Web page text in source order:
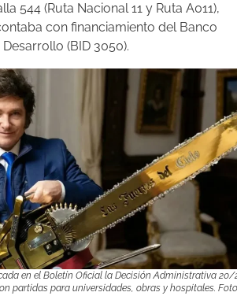
544 (Ruta Nacional 11 y Ruta A011),
con financiamiento del Banco
(BID 3050).
en el Boletín Oficial la Decisión Administrativa 20/
partidas para universidades, obras y hospitales.